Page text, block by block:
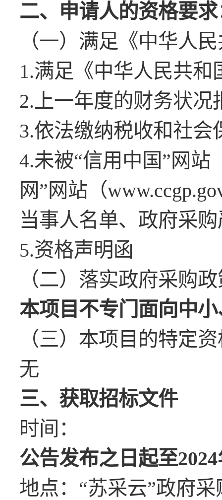
二、申请人的资格要求
（一）满足《中华人
1.满足《中华人民共
2.上一年度的财务状
3.依法缴纳税收和社
4.未被“信用中国”网站
网”网站（
当事人名单、政府采
5.资格声明函
（二）落实政府采购
本项目不专门面向中
（三）本项目的特定
无
三、获取招标文件
时间：
公告发布之日起至2024
地点： “苏采云”政府